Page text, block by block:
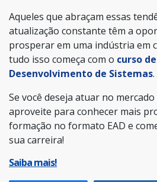
Aqueles que abraçam essas
atualização constante têm a
prosperar em uma indústria em
tudo isso começa com o curso
Desenvolvimento de Sistemas.
Se você deseja atuar no
aproveite para conhecer mais
formação no formato EAD e
sua carreira!
Saiba mais!